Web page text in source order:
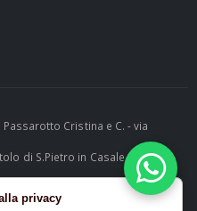
Cristina e C. - via
di S.Pietro in Casale (BO) -
811732 | e-mail:
privacy